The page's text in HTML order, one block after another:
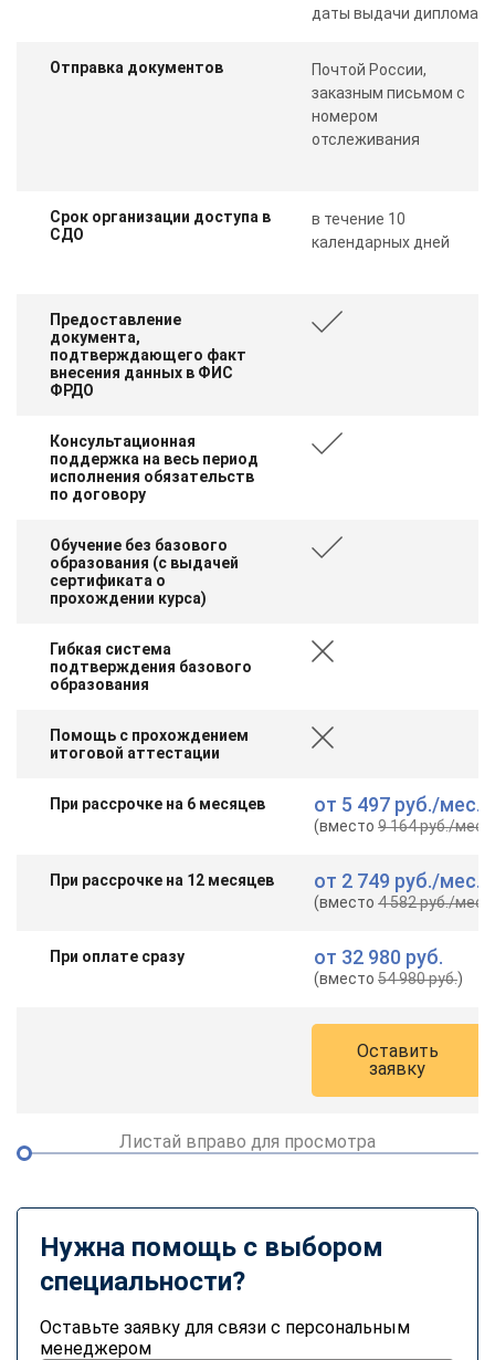
даты выдачи диплома
Отправка документов
Почтой России,
заказным письмом с
номером
отслеживания
Срок организации доступа в
СДО
в течение 10
календарных дней
Предоставление
документа,
подтверждающего факт
внесения данных в ФИС
ФРДО
Консультационная
поддержка на весь период
исполнения обязательств
по договору
Обучение без базового
образования (с выдачей
сертификата о
прохождении курса)
Гибкая система
подтверждения базового
образования
Помощь с прохождением
итоговой аттестации
При рассрочке на 6 месяцев от 5 497 руб./мес.
(вместо9 164 руб./мес.
При рассрочке на 12 месяцев от 2 749 руб./мес.
(вместо4 582 руб./мес.
При оплате сразу от 32 980 руб.
(вместо54 980 руб.)
Оставить
заявку
Листай вправо для просмотра
Нужна помощь с выбором
специальности?
Оставьте заявку для связи с персональным
менеджером